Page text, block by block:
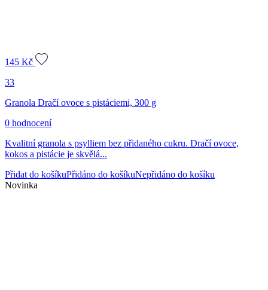
145 Kč
33
Granola Dračí ovoce s pistáciemi, 300 g
0 hodnocení
Kvalitní granola s psylliem bez přidaného cukru. Dračí ovoce,
kokos a pistácie je skvělá...
Přidat do košíkuPřidáno do košíkuNepřidáno do košíku
Novinka